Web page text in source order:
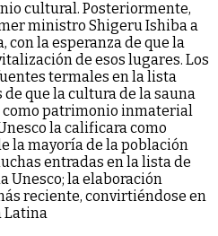
cultural. Posteriormente,
ministro Shigeru Ishiba a
con la esperanza de que la
de esos lugares. Los
termales en la lista
que la cultura de la sauna
patrimonio inmaterial
la calificara como
la mayoría de la población
entradas en la lista de
Unesco; la elaboración
reciente, convirtiéndose en
Latina